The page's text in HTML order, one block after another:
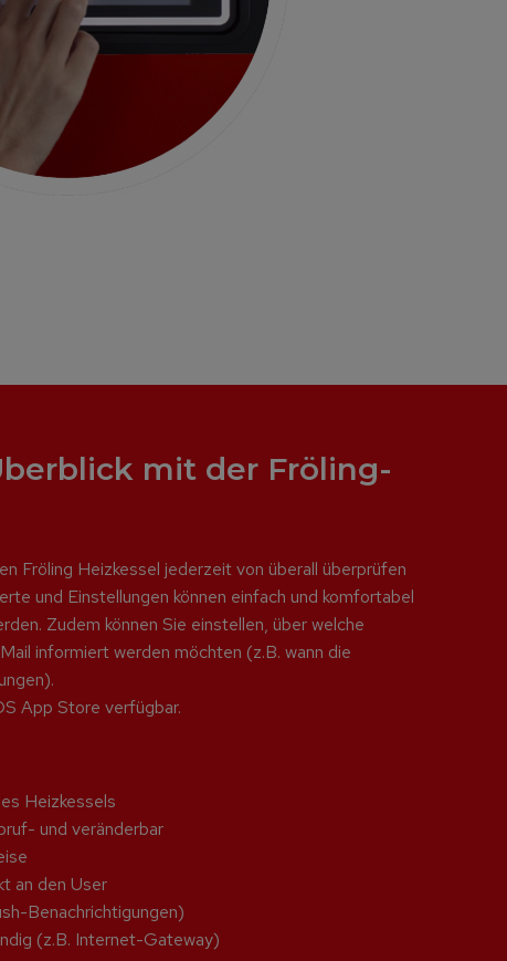
mit der Fröling-
Fröling Heizkessel jederzeit von überall überprüfen
und Einstellungen können einfach und komfortabel
Zudem können Sie einstellen, über welche
informiert werden möchten (z.B. wann die
App Store verfügbar.
Heizkessels
und veränderbar
an den User
Benachrichtigungen)
(z.B. Internet-Gateway)